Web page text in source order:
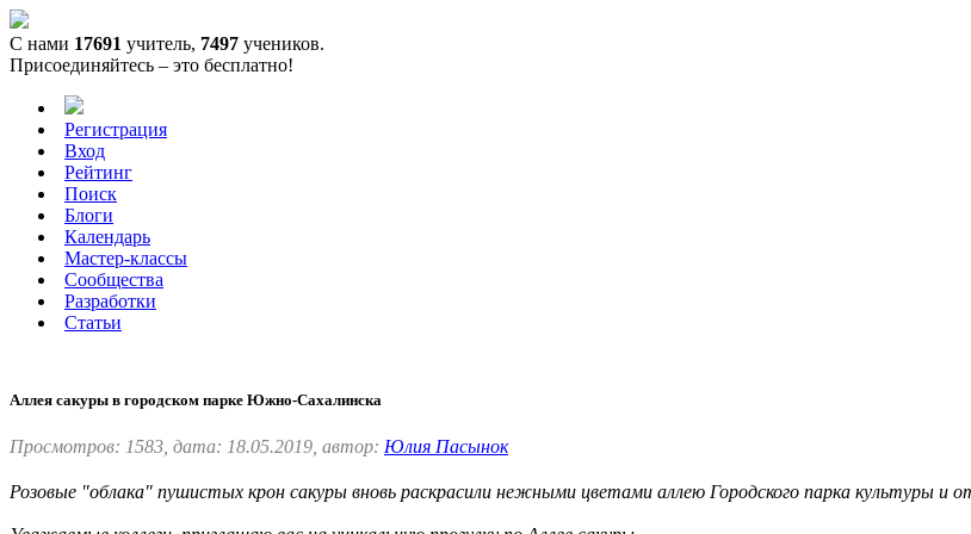
С нами 17691 учитель, 7497 учеников.
Присоединяйтесь – это бесплатно!
Регистрация
Вход
Рейтинг
Поиск
Блоги
Календарь
Мастер-классы
Сообщества
Разработки
Статьи
Аллея сакуры в городском парке Южно-Сахалинска
Просмотров: 1583, дата: 18.05.2019, автор: Юлия Пасынок
Розовые "облака" пушистых крон сакуры вновь раскрасили нежными цветами аллею Городского парка культуры и